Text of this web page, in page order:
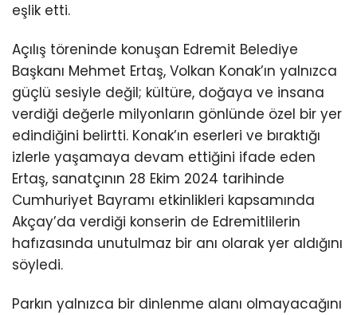
eşlik etti.
Açılış töreninde konuşan Edremit Belediye
Başkanı Mehmet Ertaş, Volkan Konak’ın yalnızca
güçlü sesiyle değil; kültüre, doğaya ve insana
verdiği değerle milyonların gönlünde özel bir yer
edindiğini belirtti. Konak’ın eserleri ve bıraktığı
izlerle yaşamaya devam ettiğini ifade eden
Ertaş, sanatçının 28 Ekim 2024 tarihinde
Cumhuriyet Bayramı etkinlikleri kapsamında
Akçay’da verdiği konserin de Edremitlilerin
hafızasında unutulmaz bir anı olarak yer aldığını
söyledi.
Parkın yalnızca bir dinlenme alanı olmayacağını